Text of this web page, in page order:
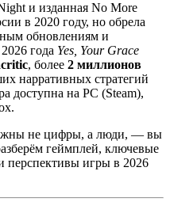
и изданная No More
в 2020 году, но обрела
обновлениям и
года Yes, Your Grace
, более 2 миллионов
нарративных стратегий
доступна на PC (Steam),
не цифры, а люди, — вы
геймплей, ключевые
перспективы игры в 2026